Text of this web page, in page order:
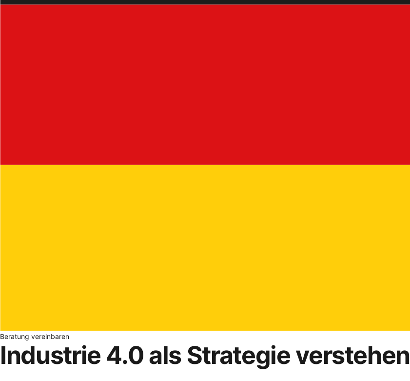
Beratung vereinbaren
Industrie 4.0 als Strategie verstehen